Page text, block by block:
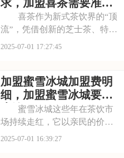
己的创业之路。那么
求，加盟喜茶需要准备
哪些资金
喜茶作为新式茶饮界的“顶
流”，凭借创新的芝士茶、特色
果茶，还有时尚的门店设计，
多少钱？需要满足哪些条件？
以下是喜茶奶茶店加盟的要
求，加盟喜茶需要
2025-07-01 17:27:45
加盟蜜雪冰城加盟费明
细，加盟蜜雪冰城要多
少钱
蜜雪冰城这些年在茶饮市
场持续走红，它以亲民的价格
和丰富的产品线，覆盖了广泛
2025-07-01 16:39:27